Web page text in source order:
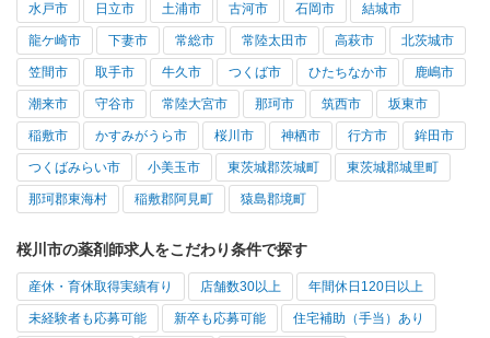
水戸市 日立市 土浦市 古河市 石岡市 結城市
龍ケ崎市 下妻市 常総市 常陸太田市 高萩市 北茨城市
笠間市 取手市 牛久市 つくば市 ひたちなか市 鹿嶋市
潮来市 守谷市 常陸大宮市 那珂市 筑西市 坂東市
稲敷市 かすみがうら市 桜川市 神栖市 行方市 鉾田市
つくばみらい市 小美玉市 東茨城郡茨城町 東茨城郡城里町
那珂郡東海村 稲敷郡阿見町 猿島郡境町
桜川市の薬剤師求人をこだわり条件で探す
産休・育休取得実績有り 店舗数30以上 年間休日120日以上
未経験者も応募可能 新卒も応募可能 住宅補助（手当）あり